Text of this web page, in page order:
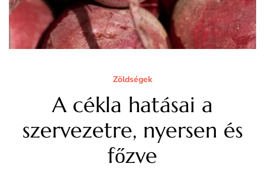
Zöldségek
A cékla hatásai a
szervezetre, nyersen és
főzve